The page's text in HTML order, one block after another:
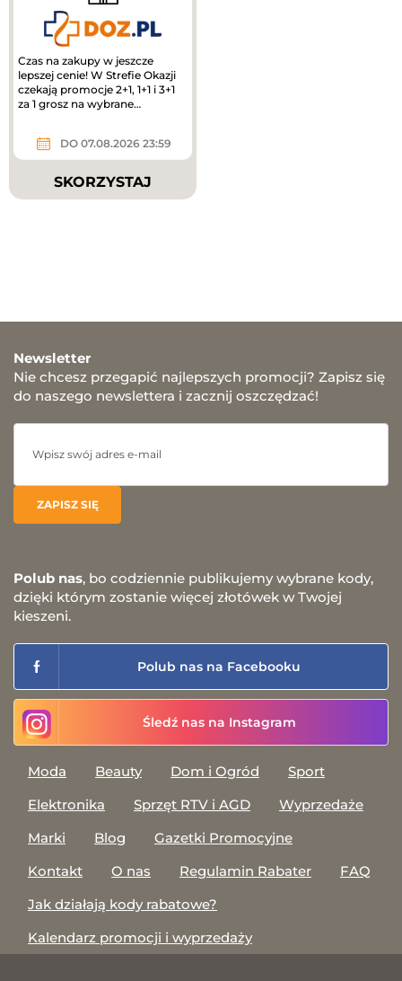
Czas na zakupy w jeszcze
lepszej cenie! W Strefie Okazji
czekają promocje 2+1, 1+1 i 3+1
za 1 grosz na wybrane
DO 07.08.2026 23:59
SKORZYSTAJ
Newsletter
Nie chcesz przegapić najlepszych promocji? Zapisz się
do naszego newslettera i zacznij oszczędzać!
Polub nas, bo codziennie publikujemy wybrane kody,
dzięki którym zostanie więcej złotówek w Twojej
kieszeni.
Polub nas na Facebooku
Śledź nas na Instagram
Moda Beauty Dom i Ogród
Sport
Elektronika
Sprzęt RTV i AGD
Wyprzedaże
Marki
Blog
Gazetki Promocyjne
Kontakt
O nas Regulamin Rabater
FAQ
Jak działają kody rabatowe?
Kalendarz promocji i wyprzedaży